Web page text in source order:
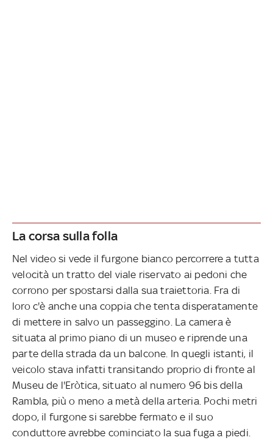
La corsa sulla folla
Nel video si vede il furgone bianco percorrere a tutta
velocità un tratto del viale riservato ai pedoni che
corrono per spostarsi dalla sua traiettoria. Fra di
loro c'è anche una coppia che tenta disperatamente
di mettere in salvo un passeggino. La camera è
situata al primo piano di un museo e riprende una
parte della strada da un balcone. In quegli istanti, il
veicolo stava infatti transitando proprio di fronte al
Museu de l'Eròtica, situato al numero 96 bis della
Rambla, più o meno a metà della arteria. Pochi metri
dopo, il furgone si sarebbe fermato e il suo
conduttore avrebbe cominciato la sua fuga a piedi.